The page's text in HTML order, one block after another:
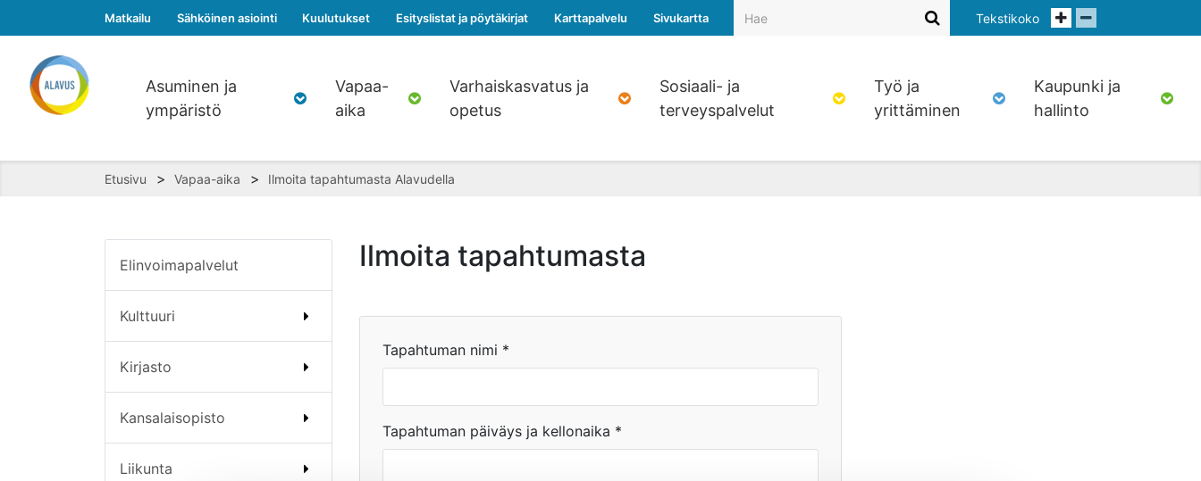
Matkailu Sähköinen asiointi Kuulutukset Esityslistat ja pöytäkirjat Karttapalvelu Sivukartta Tekstikoko
Asuminen ja
ympäristö
Vapaa-
aika
Varhaiskasvatus ja
opetus
Sosiaali- ja
terveyspalvelut
Työ ja
yrittäminen
Kaupunki ja
hallinto
Etusivu > Vapaa-aika > Ilmoita tapahtumasta Alavudella
Elinvoimapalvelut
Kulttuuri
Kirjasto
Kansalaisopisto
Liikunta
Ilmoita tapahtumasta
Tapahtuman nimi *
Tapahtuman päiväys ja kellonaika *